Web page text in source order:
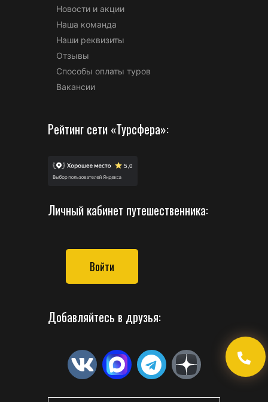
Новости и акции
Наша команда
Наши реквизиты
Отзывы
Способы оплаты туров
Вакансии
Рейтинг сети «Турсфера»:
Личный кабинет путешественника:
Войти
Добавляйтесь в друзья: